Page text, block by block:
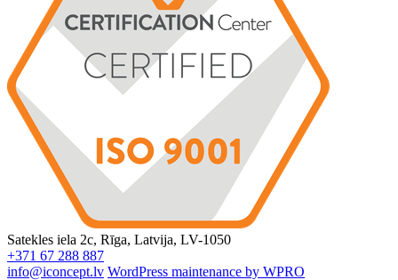
Satekles iela 2c, Rīga, Latvija, LV-1050
+371 67 288 887
info@iconcept.lv WordPress maintenance by WPRO